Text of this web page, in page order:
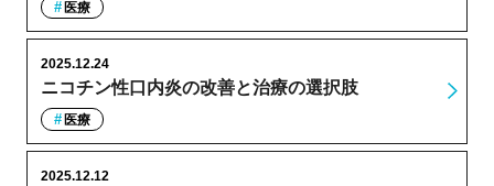
医療
ニコチン性口内炎の改善と治療の選択肢
2025.12.24
医療
2025.12.12